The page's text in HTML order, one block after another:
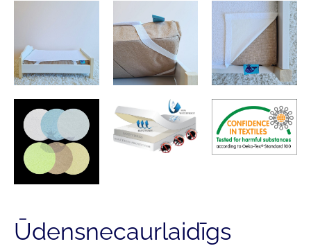
Ūdensnecaurlaidīgs